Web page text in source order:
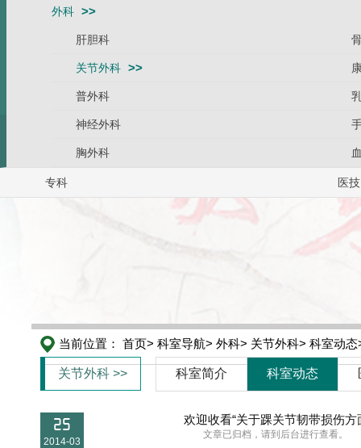
外科
肝胆科
关节外科
普外科
神经外科
胸外科
专科 医技
当前位置： 首页> 科室导航> 外科> 关节外科> 科室动态
关节外科 >> 科室简介 科室动态
25
2014-03
欢迎收看“关于踝关节韧带损伤
文章已归档，请到后台进行查看。